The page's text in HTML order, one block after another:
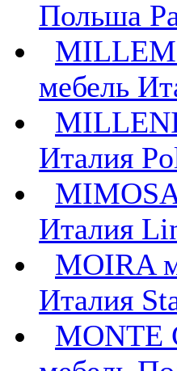
Польша
мебель
Италия
Италия
MOIRA
Италия
MONTE